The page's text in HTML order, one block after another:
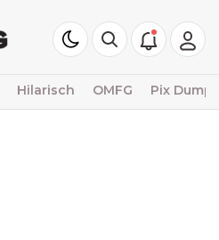
Hilarisch OMFG Pix Dump